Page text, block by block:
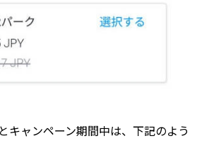
キャンペーン期間中は、下記のよう